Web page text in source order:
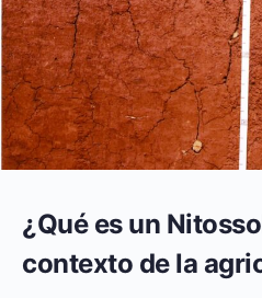
¿Qué es un
contexto de la